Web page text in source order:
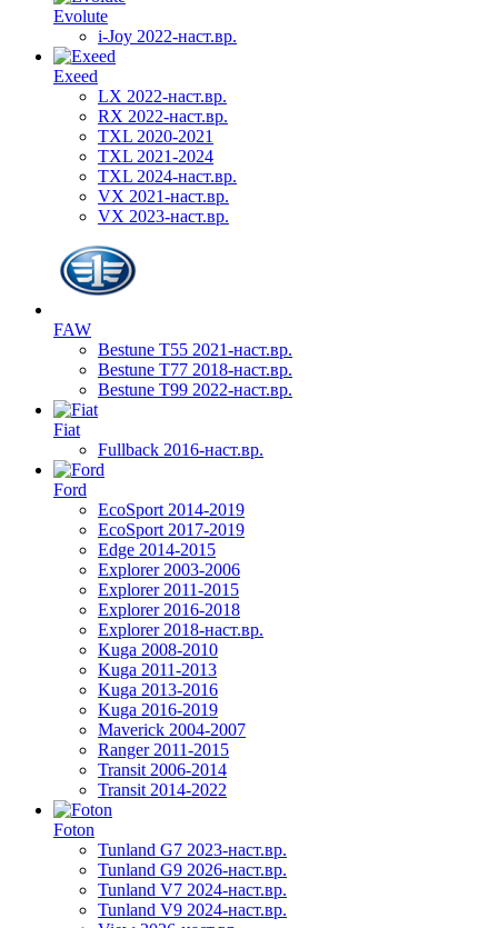
Evolute
i-Joy 2022-наст.вр.
Exeed
LX 2022-наст.вр.
RX 2022-наст.вр.
TXL 2020-2021
TXL 2021-2024
TXL 2024-наст.вр.
VX 2021-наст.вр.
VX 2023-наст.вр.
FAW
Bestune T55 2021-наст.вр.
Bestune T77 2018-наст.вр.
Bestune T99 2022-наст.вр.
Fiat
Fullback 2016-наст.вр.
Ford
EcoSport 2014-2019
EcoSport 2017-2019
Edge 2014-2015
Explorer 2003-2006
Explorer 2011-2015
Explorer 2016-2018
Explorer 2018-наст.вр.
Kuga 2008-2010
Kuga 2011-2013
Kuga 2013-2016
Kuga 2016-2019
Maverick 2004-2007
Ranger 2011-2015
Transit 2006-2014
Transit 2014-2022
Foton
Tunland G7 2023-наст.вр.
Tunland G9 2026-наст.вр.
Tunland V7 2024-наст.вр.
Tunland V9 2024-наст.вр.